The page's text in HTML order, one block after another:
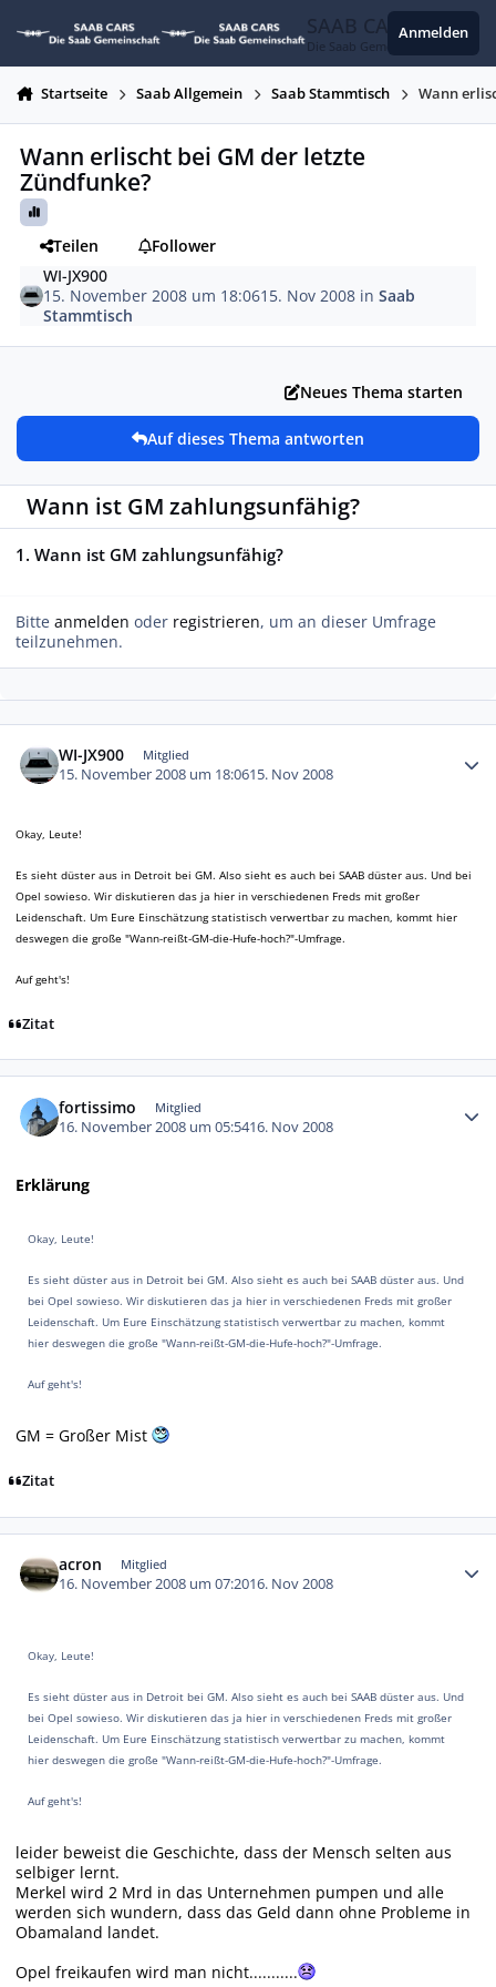
SAAB CARS
Die Saab Gemeinschaft
Anmelden
Startseite Saab Allgemein Saab Stammtisch Wann
Wann erlischt bei GM der letzte
Zündfunke?
Teilen
Follower
WI-JX900
15. November 2008 um 18:0615. Nov 2008 inSaab
Stammtisch
Neues Thema starten
Auf dieses Thema antworten
Wann ist GM zahlungsunfähig?
1. Wann ist GM zahlungsunfähig?
Bitte anmelden oder registrieren, um an dieser Umfrage
teilzunehmen.
WI-JX900 Mitglied
15. November 2008 um 18:0615. Nov 2008
Okay, Leute!
Es sieht düster aus in Detroit bei GM. Also sieht es auch bei SAAB düster aus. Und bei
Opel sowieso. Wir diskutieren das ja hier in verschiedenen Freds mit großer
Leidenschaft. Um Eure Einschätzung statistisch verwertbar zu machen, kommt hier
deswegen die große "Wann-reißt-GM-die-Hufe-hoch?"-Umfrage.
Auf geht's!
Zitat
fortissimo Mitglied
16. November 2008 um 05:5416. Nov 2008
Erklärung
Okay, Leute!
Es sieht düster aus in Detroit bei GM. Also sieht es auch bei SAAB düster aus. Und
bei Opel sowieso. Wir diskutieren das ja hier in verschiedenen Freds mit großer
Leidenschaft. Um Eure Einschätzung statistisch verwertbar zu machen, kommt
hier deswegen die große "Wann-reißt-GM-die-Hufe-hoch?"-Umfrage.
Auf geht's!
GM = Großer Mist
Zitat
acron Mitglied
16. November 2008 um 07:2016. Nov 2008
Okay, Leute!
Es sieht düster aus in Detroit bei GM. Also sieht es auch bei SAAB düster aus. Und
bei Opel sowieso. Wir diskutieren das ja hier in verschiedenen Freds mit großer
Leidenschaft. Um Eure Einschätzung statistisch verwertbar zu machen, kommt
hier deswegen die große "Wann-reißt-GM-die-Hufe-hoch?"-Umfrage.
Auf geht's!
leider beweist die Geschichte, dass der Mensch selten aus
selbiger lernt.
Merkel wird 2 Mrd in das Unternehmen pumpen und alle
werden sich wundern, dass das Geld dann ohne Probleme in
Obamaland landet.
Opel freikaufen wird man nicht...........